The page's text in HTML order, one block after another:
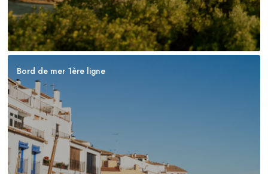
Bord de mer 1ère ligne